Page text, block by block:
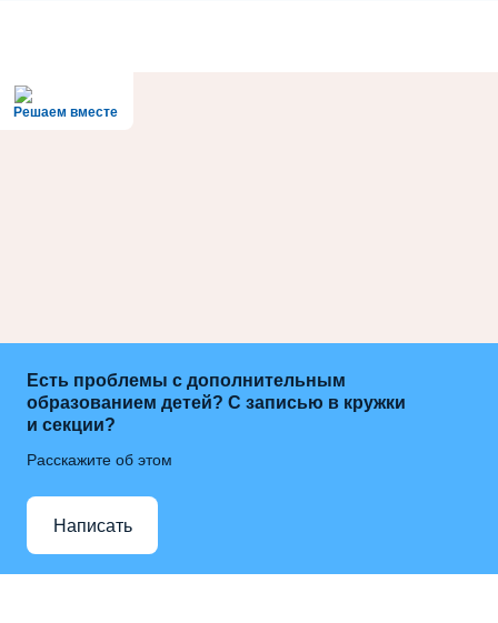
Решаем вместе
Есть проблемы с дополнительным
образованием детей? С записью в кружки
и секции?
Расскажите об этом
Написать